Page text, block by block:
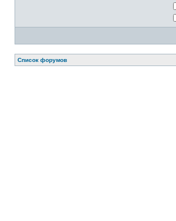
Список форумов